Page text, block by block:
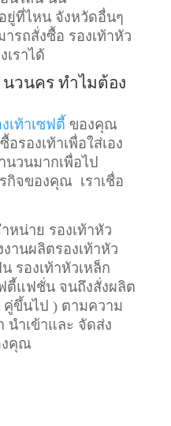
ยู่ที่ไหน จังหวัดอื่นๆ
รถสั่งซื้อ รองเท้าหัว
เราได้
วนคร ทำไมต้อง
เท้าเซฟตี้ ของคุณ
รองเท้าเพื่อใส่เอง
นวนมากเพื่อไป
กิจของคุณ เราเชื่อ
หน่าย รองเท้าหัว
านผลิตรองเท้าหัว
รองเท้าหัวเหล็ก
ตี้แฟชั่น จนถึงสั่งผลิต
คู่ขึ้นไป ) ตามความ
นำเข้าและ จัดส่ง
งคุณ